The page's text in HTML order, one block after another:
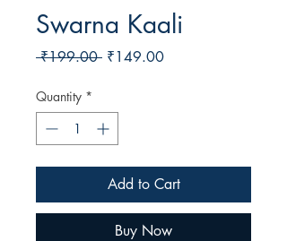
Swarna Kaali
₹199.00 Regular
₹149.00Sale
Quantity *
Add to Cart
Buy Now